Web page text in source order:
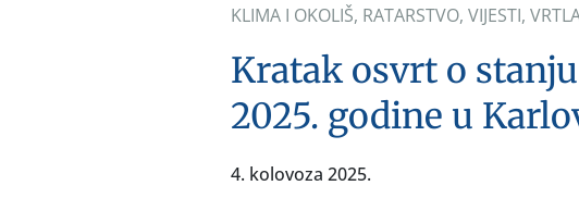
KLIMA I OKOLIŠ, RATARSTVO, VIJESTI,
Kratak osvrt o
2025. godine u
4. kolovoza 2025.